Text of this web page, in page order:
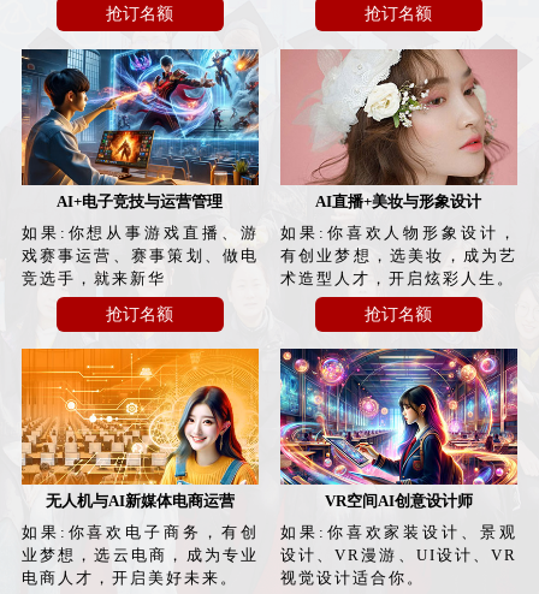
抢订名额 抢订名额
AI+电子竞技与运营管理
如果:你想从事游戏直播、游
戏赛事运营、赛事策划、做电
竞选手，就来新华
抢订名额
AI直播+美妆与形象设计
如果:你喜欢人物形象设计，
有创业梦想，选美妆，成为艺
术造型人才，开启炫彩人生。
抢订名额
无人机与AI新媒体电商运营
如果:你喜欢电子商务，有创
业梦想，选云电商，成为专业
电商人才，开启美好未来。
VR空间AI创意设计师
如果:你喜欢家装设计、景观
设计、VR漫游、UI设计、VR
视觉设计适合你。